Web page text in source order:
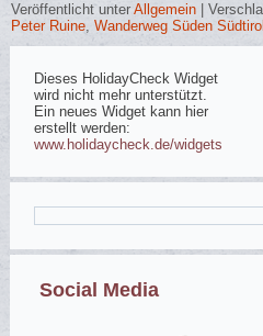
Veröffentlicht unter Allgemein |
Peter Ruine,Wanderweg Süden Südtirol
Dieses HolidayCheck Widget
wird nicht mehr unterstützt.
Ein neues Widget kann hier
erstellt werden:
www.holidaycheck.de/widgets
Social Media